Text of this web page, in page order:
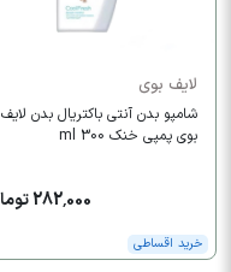
لایف بوی
شامپو بدن آنتی باکتریال بدن لایف
بوی پمپی خنک 300 ml
282,000 تومان
خرید اقساطی